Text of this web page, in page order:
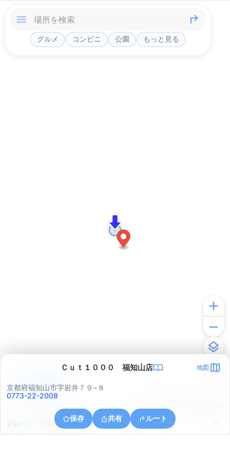
グルメ コンビニ 公園 もっと見る
Ｃｕｔ１０００ 福知山店 地図
京都府福知山市字岩井７９−８
0773-22-2008
保存 共有 ルート
京都府福知山市牧
アプリで見る